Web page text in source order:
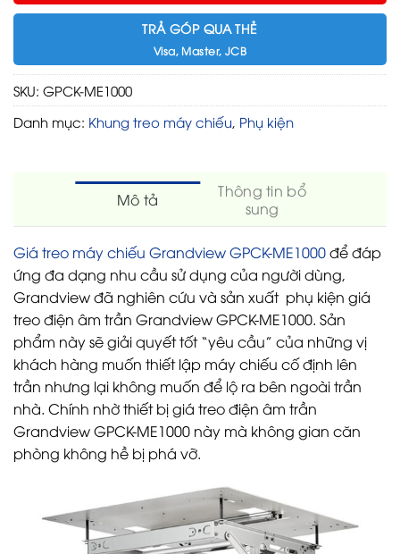
TRẢ GÓP QUA THẺ
Visa, Master, JCB
SKU: GPCK-ME1000
Danh mục: Khung treo máy chiếu Phụ kiện
Mô tả
Thông tin bổ
sung
Giá treo máy chiếu Grandview GPCK-ME1000để đáp
ứng đa dạng nhu cầu sử dụng của người dùng,
Grandview đã nghiên cứu và sản xuất phụ kiện giá
treo điện âm trần Grandview GPCK-ME1000. Sản
phẩm này sẽ giải quyết tốt “yêu cầu” của những vị
khách hàng muốn thiết lập máy chiếu cố định lên
trần nhưng lại không muốn để lộ ra bên ngoài trần
nhà. Chính nhờ thiết bị giá treo điện âm trần
Grandview GPCK-ME1000 này mà không gian căn
phòng không hề bị phá vỡ.